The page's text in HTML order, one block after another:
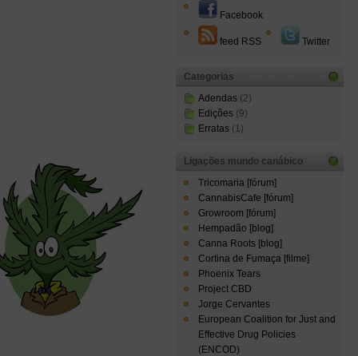
Facebook
feed RSS Twitter
Categorias
Adendas (2)
Edições (9)
Erratas (1)
Ligações mundo canábico
Tricomaria [fórum]
CannabisCafe [fórum]
Growroom [fórum]
Hempadão [blog]
Canna Roots [blog]
Cortina de Fumaça [filme]
Phoenix Tears
Project CBD
Jorge Cervantes
European Coalition for Just and
Effective Drug Policies
(ENCOD)